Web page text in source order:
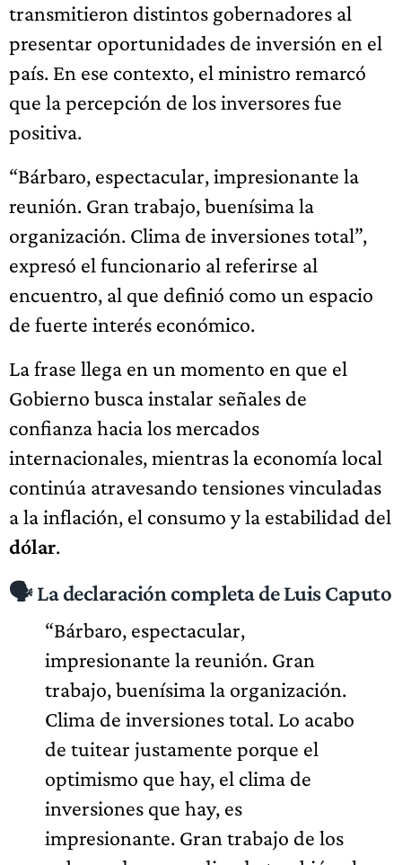
transmitieron distintos gobernadores al
presentar oportunidades de inversión en el
país. En ese contexto, el ministro remarcó
que la percepción de los inversores fue
positiva.
“Bárbaro, espectacular, impresionante la
reunión. Gran trabajo, buenísima la
organización. Clima de inversiones total”,
expresó el funcionario al referirse al
encuentro, al que definió como un espacio
de fuerte interés económico.
La frase llega en un momento en que el
Gobierno busca instalar señales de
confianza hacia los mercados
internacionales, mientras la economía local
continúa atravesando tensiones vinculadas
a la inflación, el consumo y la estabilidad del
dólar.
🗣️ La declaración completa de Luis Caputo
“Bárbaro, espectacular,
impresionante la reunión. Gran
trabajo, buenísima la organización.
Clima de inversiones total. Lo acabo
de tuitear justamente porque el
optimismo que hay, el clima de
inversiones que hay, es
impresionante. Gran trabajo de los